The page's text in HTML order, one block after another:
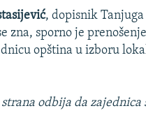
, dopisnik
zna, sporno je
opština u izboru
odbija da zajednica